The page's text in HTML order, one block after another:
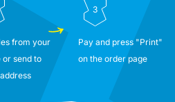
from your
or send to
3
Pay and press "Print"
on the order page